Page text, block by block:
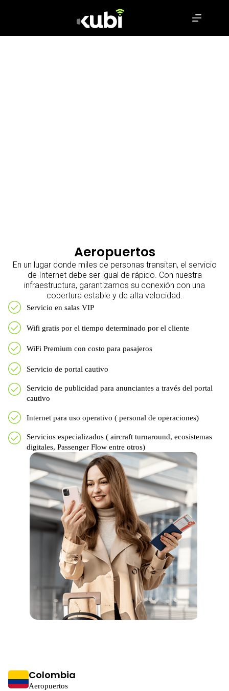
Aeropuertos
En un lugar donde miles de personas transitan, el servicio
de Internet debe ser igual de rápido. Con nuestra
infraestructura, garantizamos su conexión con una
cobertura estable y de alta velocidad.
Servicio en salas VIP
Wifi gratis por el tiempo determinado por el cliente
WiFi Premium con costo para pasajeros
Servicio de portal cautivo
Servicio de publicidad para anunciantes a través del portal
cautivo
Internet para uso operativo ( personal de operaciones)
Servicios especializados ( aircraft turnaround, ecosistemas
digitales, Passenger Flow entre otros)
Colombia
Aeropuertos